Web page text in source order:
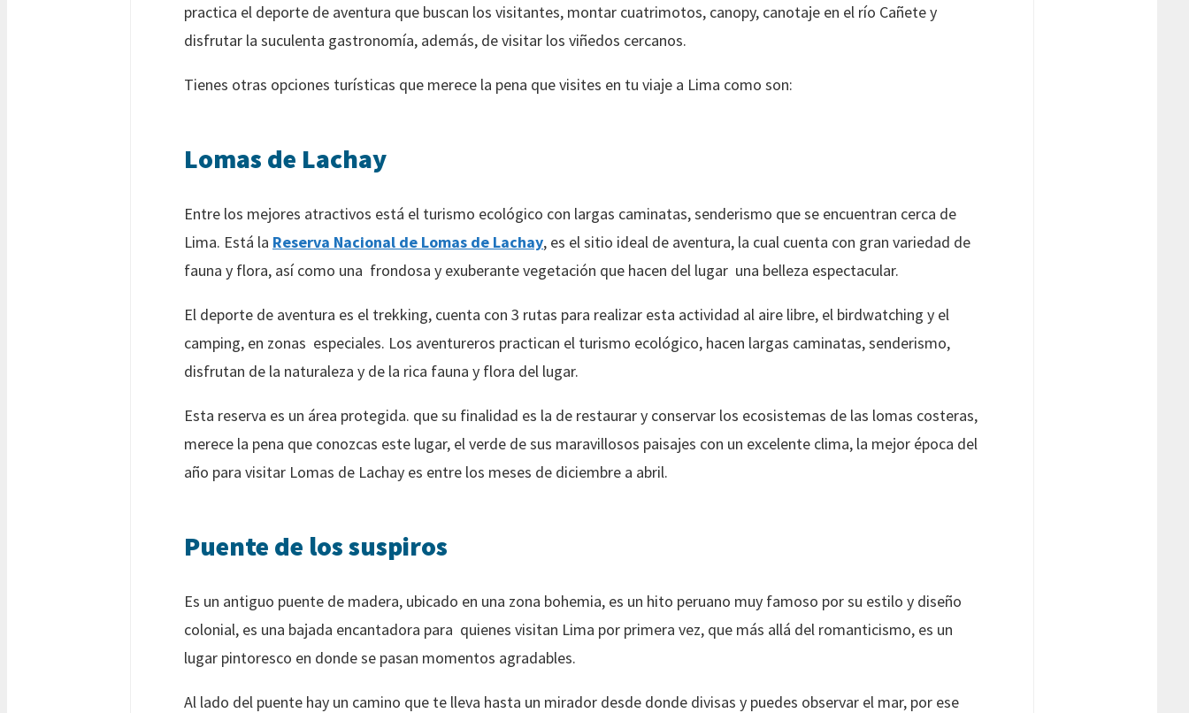
practica el deporte de aventura que buscan los visitantes, montar cuatrimotos, canopy, canotaje en el río Cañete y
disfrutar la suculenta gastronomía, además, de visitar los viñedos cercanos.
Tienes otras opciones turísticas que merece la pena que visites en tu viaje a Lima como son:
Lomas de Lachay
Entre los mejores atractivos está el turismo ecológico con largas caminatas, senderismo que se encuentran cerca de
Lima. Está la Reserva Nacional de Lomas de Lachay, es el sitio ideal de aventura, la cual cuenta con gran variedad de
fauna y flora, así como una frondosa y exuberante vegetación que hacen del lugar una belleza espectacular.
El deporte de aventura es el trekking, cuenta con 3 rutas para realizar esta actividad al aire libre, el birdwatching y el
camping, en zonas especiales. Los aventureros practican el turismo ecológico, hacen largas caminatas, senderismo,
disfrutan de la naturaleza y de la rica fauna y flora del lugar.
Esta reserva es un área protegida. que su finalidad es la de restaurar y conservar los ecosistemas de las lomas costeras,
merece la pena que conozcas este lugar, el verde de sus maravillosos paisajes con un excelente clima, la mejor época del
año para visitar Lomas de Lachay es entre los meses de diciembre a abril.
Puente de los suspiros
Es un antiguo puente de madera, ubicado en una zona bohemia, es un hito peruano muy famoso por su estilo y diseño
colonial, es una bajada encantadora para quienes visitan Lima por primera vez, que más allá del romanticismo, es un
lugar pintoresco en donde se pasan momentos agradables.
Al lado del puente hay un camino que te lleva hasta un mirador desde donde divisas y puedes observar el mar, por ese